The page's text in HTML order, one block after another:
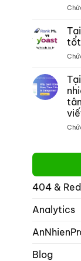
tốt
404 &
Analytics
Blog